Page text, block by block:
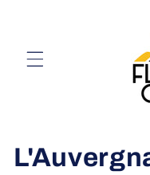
contenu
C